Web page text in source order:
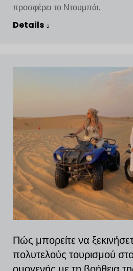
προσφέρει το Ντουμπάι.
Details
Πώς μπορείτε να
πολυτελούς τουρισμού